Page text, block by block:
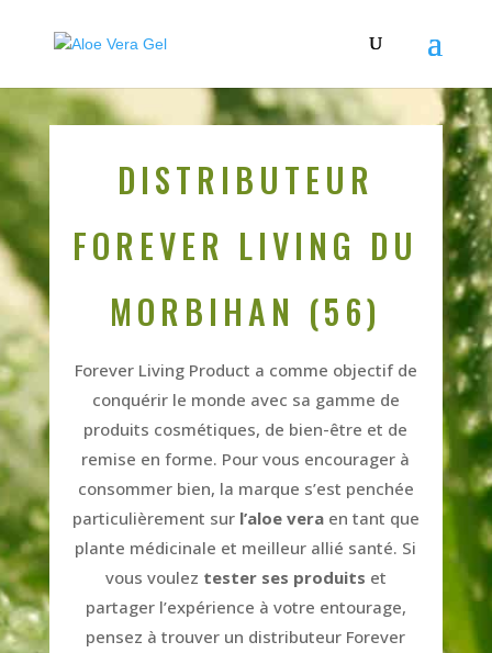
DISTRIBUTEUR
FOREVER LIVING DU
MORBIHAN (56)
Forever Living Product a comme objectif de
conquérir le monde avec sa gamme de
produits cosmétiques, de bien-être et de
remise en forme. Pour vous encourager à
consommer bien, la marque s’est penchée
particulièrement surl’aloe veraen tant que
plante médicinale et meilleur allié santé. Si
vous voulez tester ses produits et
partager l’expérience à votre entourage,
pensez à trouver un distributeur Forever